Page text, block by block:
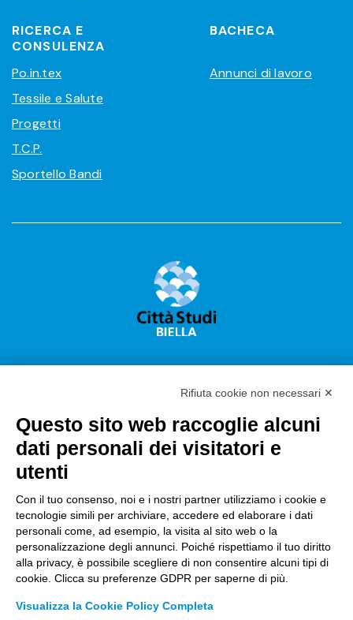
RICERCA E
CONSULENZA
Po.in.tex
Tessile e Salute
Progetti
T.C.P.
Sportello Bandi
BACHECA
Annunci di lavoro
Città Studi S.p.A.
Sede Legale Corso G. Pella, 2 – 13900 Biella Italy –
18.235.000,00
Registro Imprese Biella C. F. e numero 01491490023 –
R.E.A. CCIAA BI n. 142579 – Partita IVA 01491490023
PEC:amm.cittastudi@pec.ptbiellese.it–
megaweb@pec.ptbiellese.it
Rifiuta cookie non necessari ✕
Questo sito web raccoglie alcuni
dati personali dei visitatori e
utenti
Con il tuo consenso, noi e i nostri partner utilizziamo i cookie e
tecnologie simili per archiviare, accedere ed elaborare i dati
personali come, ad esempio, la visita al sito web o la
personalizzazione degli annunci. Poiché rispettiamo il tuo diritto
alla privacy, è possibile scegliere di non consentire alcuni tipi di
cookie. Clicca su preferenze GDPR per saperne di più.
Visualizza la Cookie Policy Completa